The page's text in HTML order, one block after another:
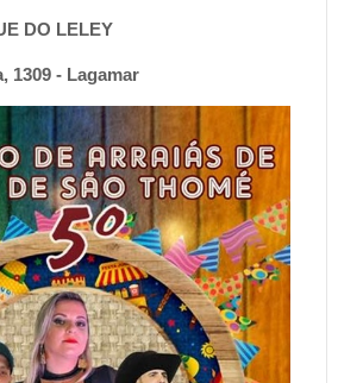
DO LELEY
1309 - Lagamar